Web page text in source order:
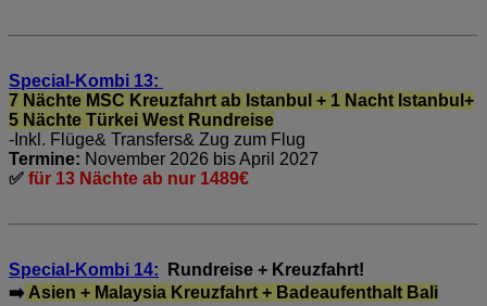
Special-Kombi 13:
7 Nächte MSC Kreuzfahrt ab Istanbul + 1 Nacht Istanbul+
5 Nächte Türkei West Rundreise
-Inkl. Flüge& Transfers& Zug zum Flug
Termine: November 2026 bis April 2027
✅ für 13 Nächte ab nur 1489€
Special-Kombi 14:
Rundreise + Kreuzfahrt!
➡️ Asien + Malaysia Kreuzfahrt + Badeaufenthalt Bali